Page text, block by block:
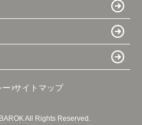
ー サイトマップ
All Rights Reserved.